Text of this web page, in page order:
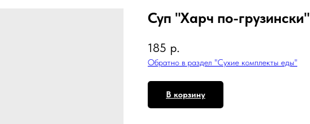
Суп "Харч по-грузински"
185 р.
Обратно в раздел "Сухие комплекты еды"
В корзину